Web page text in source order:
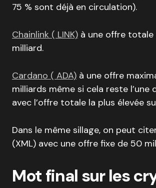
75 % sont déjà en circulation).
Chainlink ( LINK) à une offre totale
milliard.
Cardano ( ADA) à une offre
milliards même si cela reste l’une
avec l’offre totale la plus élevée
Dans le même sillage, on peut
(XML) avec une offre fixe de 50
Mot final sur les